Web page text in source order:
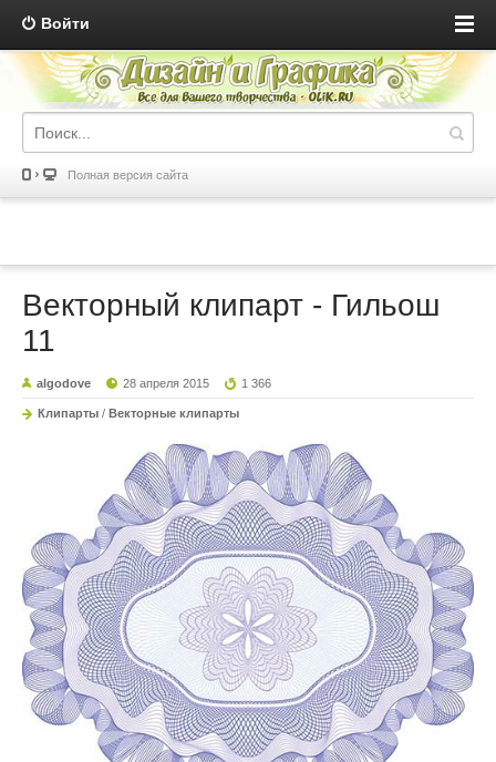
Войти
Полная версия сайта
Векторный клипарт - Гильош
11
algodove 28 апреля 2015 1 366
Клипарты / Векторные клипарты